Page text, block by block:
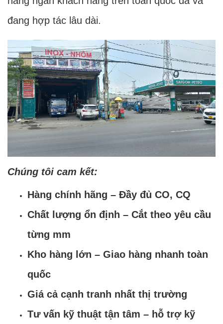
đang hợp tác lâu dài.
Chúng tôi cam kết:
Hàng chính hãng – Đầy đủ CO, CQ
Chất lượng ổn định – Cắt theo yêu cầu
từng mm
Kho hàng lớn – Giao hàng nhanh toàn
quốc
Giá cả cạnh tranh nhất thị trường
Tư vấn kỹ thuật tận tâm – hỗ trợ kỹ